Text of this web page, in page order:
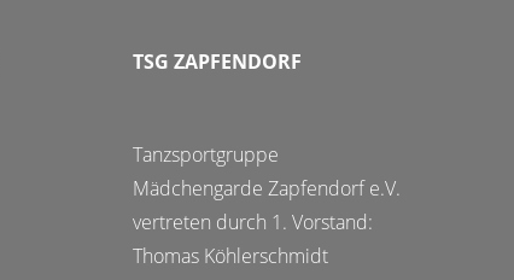
TSG ZAPFENDORF
Tanzsportgruppe
Mädchengarde Zapfendorf e.V.
vertreten durch 1. Vorstand:
Thomas Köhlerschmidt